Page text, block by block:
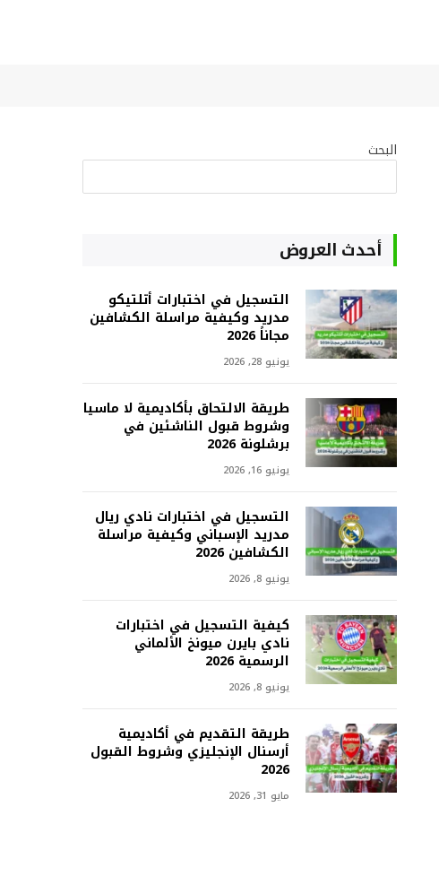
البحث
أحدث العروض
التسجيل في اختبارات أتلتيكو
مدريد وكيفية مراسلة الكشافين
مجاناً 2026
يونيو 28, 2026
طريقة الالتحاق بأكاديمية لا ماسيا
وشروط قبول الناشئين في
برشلونة 2026
يونيو 16, 2026
التسجيل في اختبارات نادي ريال
مدريد الإسباني وكيفية مراسلة
الكشافين 2026
يونيو 8, 2026
كيفية التسجيل في اختبارات
نادي بايرن ميونخ الألماني
الرسمية 2026
يونيو 8, 2026
طريقة التقديم في أكاديمية
أرسنال الإنجليزي وشروط القبول
2026
مايو 31, 2026